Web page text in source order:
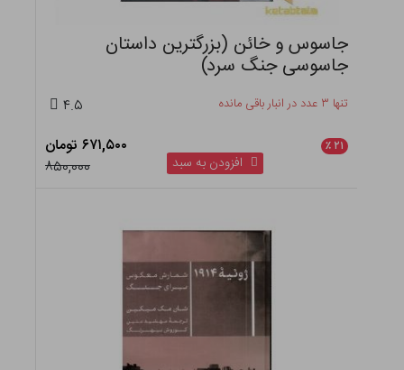
جاسوس و خائن (بزرگترین داستان
جاسوسی جنگ سرد)
تنها ۳ عدد در انبار باقی مانده ۴.۵
۲۱ ٪
۶۷۱,۵۰۰ تومان
۸۵۰,۰۰۰
افزودن به سبد